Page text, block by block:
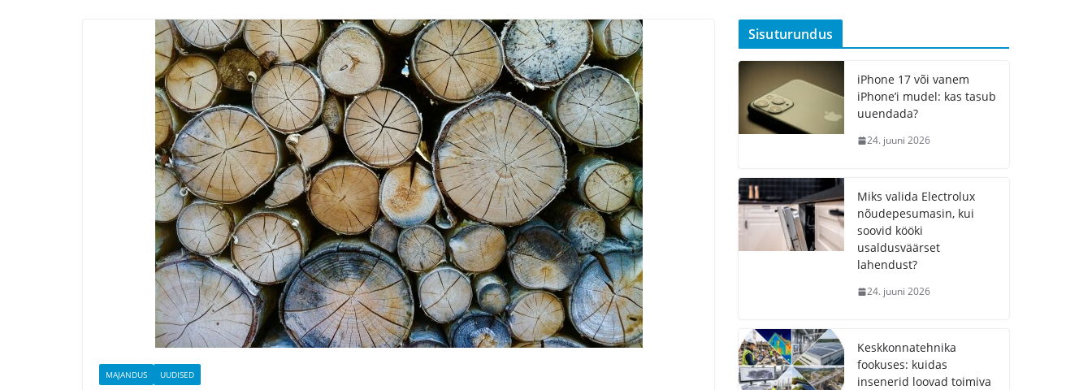
MAJANDUS UUDISED
Sisuturundus
iPhone 17 või vanem
iPhone’i mudel: kas tasub
uuendada?
24. juuni 2026
Miks valida Electrolux
nõudepesumasin, kui
soovid kööki
usaldusväärset
lahendust?
24. juuni 2026
Keskkonnatehnika
fookuses: kuidas
insenerid loovad toimiva